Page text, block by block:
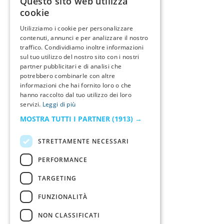
cookie
Utilizziamo i cookie per personalizzare
contenuti, annunci e per analizzare il nostro
traffico. Condividiamo inoltre informazioni
sul tuo utilizzo del nostro sito con i nostri
partner pubblicitari e di analisi che
potrebbero combinarle con altre
informazioni che hai fornito loro o che
hanno raccolto dal tuo utilizzo dei loro
servizi. Leggi di più
MOSTRA TUTTI I PARTNER (1913) →
STRETTAMENTE NECESSARI
PERFORMANCE
TARGETING
FUNZIONALITÀ
NON CLASSIFICATI